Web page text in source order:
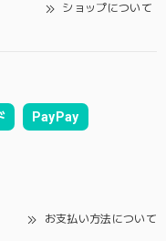
ショップについて
PayPay
お支払い方法について